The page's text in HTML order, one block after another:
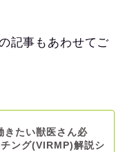
記事もあわせてご
きたい獣医さん必
ング(VIRMP)解説シ